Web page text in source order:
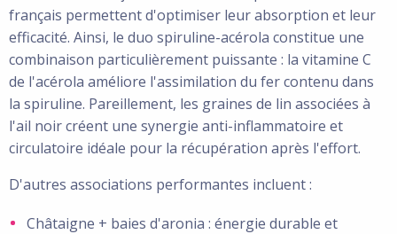
français permettent d'optimiser leur absorption et leur
efficacité. Ainsi, le duo spiruline-acérola constitue une
combinaison particulièrement puissante : la vitamine C
de l'acérola améliore l'assimilation du fer contenu dans
la spiruline. Pareillement, les graines de lin associées à
l'ail noir créent une synergie anti-inflammatoire et
circulatoire idéale pour la récupération après l'effort.
D'autres associations performantes incluent :
Châtaigne + baies d'aronia : énergie durable et